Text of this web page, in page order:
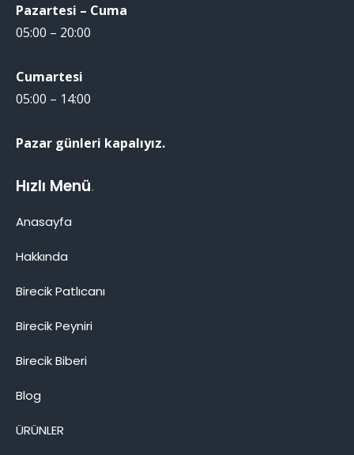
Pazartesi – Cuma
05:00 – 20:00
Cumartesi
05:00 – 14:00
Pazar günleri kapalıyız.
Hızlı Menü.
Anasayfa
Hakkında
Birecik Patlıcanı
Birecik Peyniri
Birecik Biberi
Blog
ÜRÜNLER